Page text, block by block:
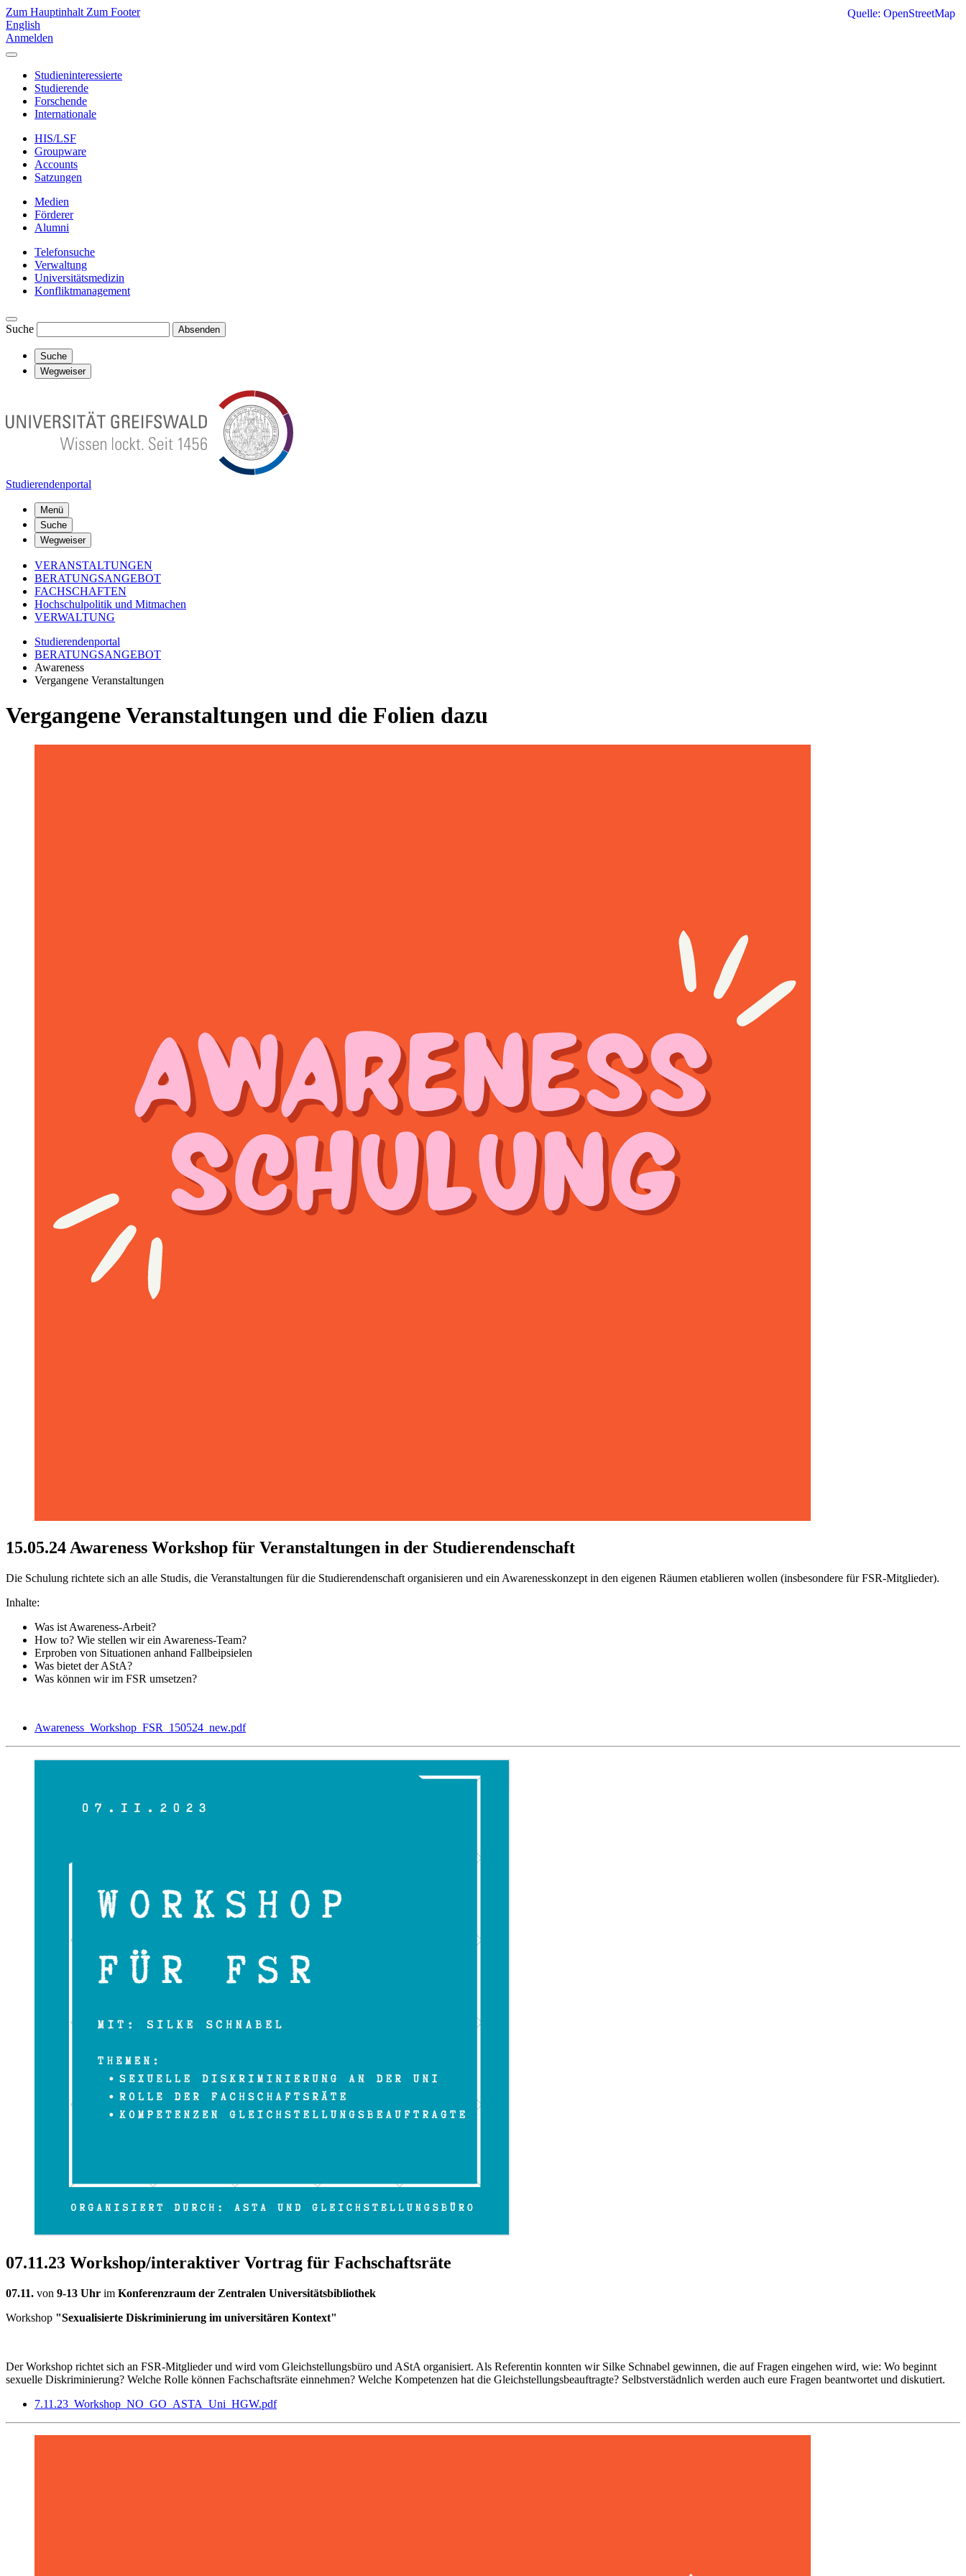
Zum Hauptinhalt Zum Footer
English
Anmelden
Studieninteressierte
Studierende
Forschende
Internationale
HIS/LSF
Groupware
Accounts
Satzungen
Medien
Förderer
Alumni
Telefonsuche
Verwaltung
Universitätsmedizin
Konfliktmanagement
Suche Absenden
Suche
Wegweiser
Studierendenportal
Menü
Suche
Wegweiser
VERANSTALTUNGEN
BERATUNGSANGEBOT
FACHSCHAFTEN
Hochschulpolitik und Mitmachen
VERWALTUNG
Studierendenportal
BERATUNGSANGEBOT
Awareness
Vergangene Veranstaltungen
Vergangene Veranstaltungen und die Folien dazu
15.05.24 Awareness Workshop für Veranstaltungen in der Studierendenschaft
Die Schulung richtete sich an alle Studis, die Veranstaltungen für die Studierendenschaft organisieren und ein Awarenesskonzept in den eigenen Räumen etablieren wollen (insbesondere für FSR-Mitglieder).
Inhalte:
Was ist Awareness-Arbeit?
How to? Wie stellen wir ein Awareness-Team?
Erproben von Situationen anhand Fallbeipsielen
Was bietet der AStA?
Was können wir im FSR umsetzen?
Awareness_Workshop_FSR_150524_new.pdf
07.11.23 Workshop/interaktiver Vortrag für Fachschaftsräte
07.11. von 9-13 Uhr im Konferenzraum der Zentralen Universitätsbibliothek
Workshop "Sexualisierte Diskriminierung im universitären Kontext"
Der Workshop richtet sich an FSR-Mitglieder und wird vom Gleichstellungsbüro und AStA organisiert. Als Referentin konnten wir Silke Schnabel gewinnen, die auf Fragen eingehen wird, wie: Wo beginnt
sexuelle Diskriminierung? Welche Rolle können Fachschaftsräte einnehmen? Welche Kompetenzen hat die Gleichstellungsbeauftragte? Selbstverstädnlich werden auch eure Fragen beantwortet und diskutiert.
7.11.23_Workshop_NO_GO_ASTA_Uni_HGW.pdf
Quelle: OpenStreetMap